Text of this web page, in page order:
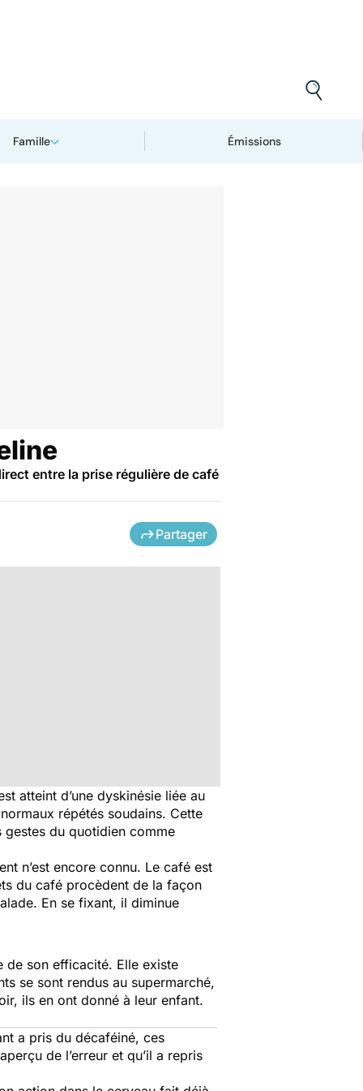
Famille Émissions
entre la prise régulière de café
Partager
atteint d’une dyskinésie liée au
répétés soudains. Cette
gestes du quotidien comme
n’est encore connu. Le café est
du café procèdent de la façon
En se fixant, il diminue
de son efficacité. Elle existe
se sont rendus au supermarché,
ils en ont donné à leur enfant.
a pris du décaféiné, ces
de l’erreur et qu’il a repris